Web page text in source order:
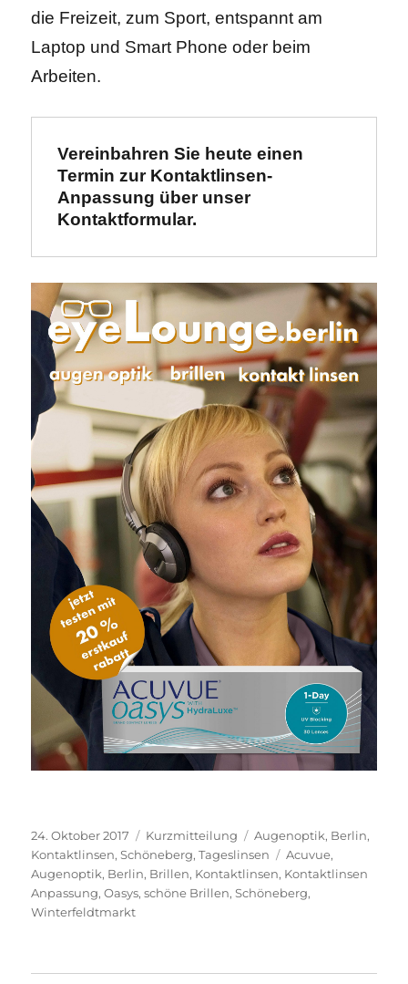
die Freizeit, zum Sport, entspannt am
Laptop und Smart Phone oder beim
Arbeiten.
Vereinbahren Sie heute einen
Termin zur Kontaktlinsen-
Anpassung über unser
Kontaktformular.
Veröffentlicht
am
24. Oktober 2017 Format
Kurzmitteilung Kategorien
Augenoptik, Berlin,
Kontaktlinsen,Schöneberg,Tageslinsen Schlagwörter
Acuvue,
Augenoptik, Berlin, Brillen, Kontaktlinsen, Kontaktlinsen
Anpassung,Oasys,schöne Brillen,Schöneberg,
Winterfeldtmarkt